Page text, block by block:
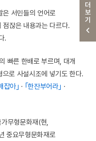
더보기
은 서민들의 언어로
점잖은 내용과는 다르다.
.
빠른 한배로 부르며, 대개
로 사설시조에 넣기도 한다.
잡아｣ · ｢한잔부어라｣ ·
무형문화재(현,
중요무형문화재로